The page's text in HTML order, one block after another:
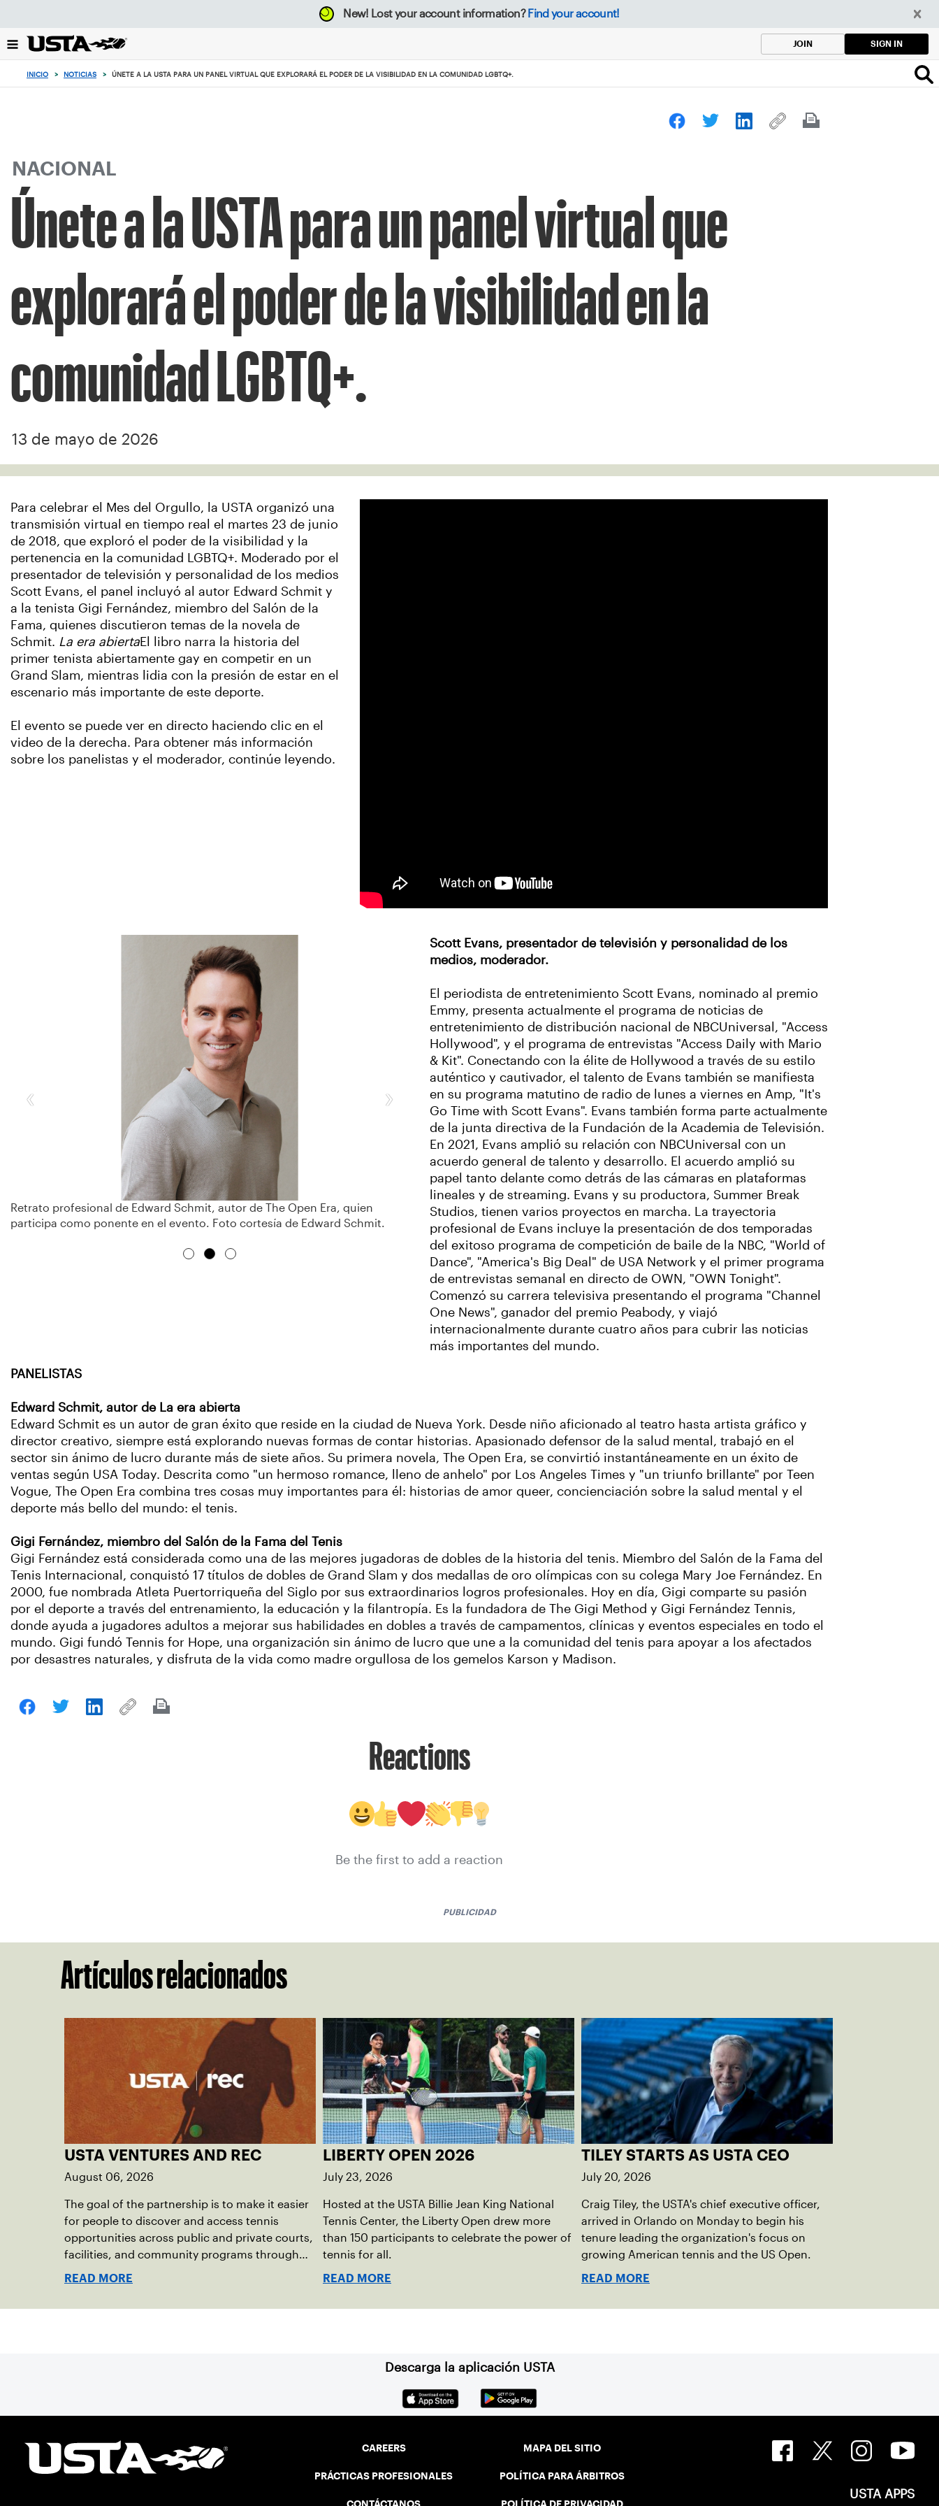
el
botón
New! Lost your account information? Find your account!
JOIN SIGN IN
INICIO > NOTICIAS > ÚNETE A LA USTA PARA UN PANEL VIRTUAL QUE EXPLORARÁ EL PODER DE LA VISIBILIDAD EN LA COMUNIDAD LGBTQ+.
NACIONAL
Únete a la USTA para un panel virtual que
explorará el poder de la visibilidad en la
comunidad LGBTQ+.
13 de mayo de 2026
Para celebrar el Mes del Orgullo, la USTA organizó una
transmisión virtual en tiempo real el martes 23 de junio
de 2018, que exploró el poder de la visibilidad y la
pertenencia en la comunidad LGBTQ+. Moderado por el
presentador de televisión y personalidad de los medios
Scott Evans, el panel incluyó al autor Edward Schmit y
a la tenista Gigi Fernández, miembro del Salón de la
Fama, quienes discutieron temas de la novela de
Schmit. La era abiertaEl libro narra la historia del
primer tenista abiertamente gay en competir en un
Grand Slam, mientras lidia con la presión de estar en el
escenario más importante de este deporte.
El evento se puede ver en directo haciendo clic en el
video de la derecha. Para obtener más información
sobre los panelistas y el moderador, continúe leyendo.
‹
Retrato profesional de Edward Schmit, autor de The Open Era, quien
participa como ponente en el evento. Foto cortesía de Edward Schmit.
›
Scott Evans, presentador de televisión y personalidad de los
medios, moderador.
El periodista de entretenimiento Scott Evans, nominado al premio
Emmy, presenta actualmente el programa de noticias de
entretenimiento de distribución nacional de NBCUniversal, "Access
Hollywood", y el programa de entrevistas "Access Daily with Mario
& Kit". Conectando con la élite de Hollywood a través de su estilo
auténtico y cautivador, el talento de Evans también se manifiesta
en su programa matutino de radio de lunes a viernes en Amp, "It's
Go Time with Scott Evans". Evans también forma parte actualmente
de la junta directiva de la Fundación de la Academia de Televisión.
En 2021, Evans amplió su relación con NBCUniversal con un
acuerdo general de talento y desarrollo. El acuerdo amplió su
papel tanto delante como detrás de las cámaras en plataformas
lineales y de streaming. Evans y su productora, Summer Break
Studios, tienen varios proyectos en marcha. La trayectoria
profesional de Evans incluye la presentación de dos temporadas
del exitoso programa de competición de baile de la NBC, "World of
Dance", "America's Big Deal" de USA Network y el primer programa
de entrevistas semanal en directo de OWN, "OWN Tonight".
Comenzó su carrera televisiva presentando el programa "Channel
One News", ganador del premio Peabody, y viajó
internacionalmente durante cuatro años para cubrir las noticias
más importantes del mundo.
PANELISTAS
Edward Schmit, autor de La era abierta
Edward Schmit es un autor de gran éxito que reside en la ciudad de Nueva York. Desde niño aficionado al teatro hasta artista gráfico y
director creativo, siempre está explorando nuevas formas de contar historias. Apasionado defensor de la salud mental, trabajó en el
sector sin ánimo de lucro durante más de siete años. Su primera novela, The Open Era, se convirtió instantáneamente en un éxito de
ventas según USA Today. Descrita como "un hermoso romance, lleno de anhelo" por Los Angeles Times y "un triunfo brillante" por Teen
Vogue, The Open Era combina tres cosas muy importantes para él: historias de amor queer, concienciación sobre la salud mental y el
deporte más bello del mundo: el tenis.
Gigi Fernández, miembro del Salón de la Fama del Tenis
Gigi Fernández está considerada como una de las mejores jugadoras de dobles de la historia del tenis. Miembro del Salón de la Fama del
Tenis Internacional, conquistó 17 títulos de dobles de Grand Slam y dos medallas de oro olímpicas con su colega Mary Joe Fernández. En
2000, fue nombrada Atleta Puertorriqueña del Siglo por sus extraordinarios logros profesionales. Hoy en día, Gigi comparte su pasión
por el deporte a través del entrenamiento, la educación y la filantropía. Es la fundadora de The Gigi Method y Gigi Fernández Tennis,
donde ayuda a jugadores adultos a mejorar sus habilidades en dobles a través de campamentos, clínicas y eventos especiales en todo el
mundo. Gigi fundó Tennis for Hope, una organización sin ánimo de lucro que une a la comunidad del tenis para apoyar a los afectados
por desastres naturales, y disfruta de la vida como madre orgullosa de los gemelos Karson y Madison.
Reactions
Be the first to add a reaction
PUBLICIDAD
Artículos relacionados
USTA VENTURES AND REC
August 06, 2026
The goal of the partnership is to make it easier
for people to discover and access tennis
opportunities across public and private courts,
facilities, and community programs through
one connected network.
READ MORE
LIBERTY OPEN 2026
July 23, 2026
Hosted at the USTA Billie Jean King National
Tennis Center, the Liberty Open drew more
than 150 participants to celebrate the power of
tennis for all.
READ MORE
TILEY STARTS AS USTA CEO
July 20, 2026
Craig Tiley, the USTA's chief executive officer,
arrived in Orlando on Monday to begin his
tenure leading the organization's focus on
growing American tennis and the US Open.
READ MORE
Descarga la aplicación USTA
CAREERS
PRÁCTICAS PROFESIONALES
CONTÁCTANOS
MAPA DEL SITIO
POLÍTICA PARA ÁRBITROS
POLÍTICA DE PRIVACIDAD
USTA APPS